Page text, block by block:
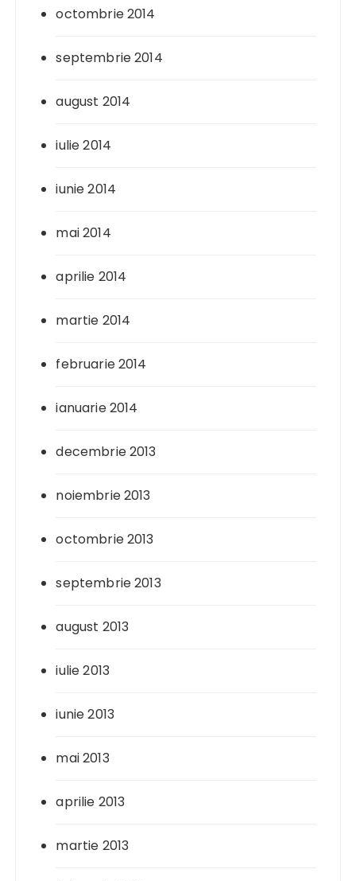
octombrie 2014
septembrie 2014
august 2014
iulie 2014
iunie 2014
mai 2014
aprilie 2014
martie 2014
februarie 2014
ianuarie 2014
decembrie 2013
noiembrie 2013
octombrie 2013
septembrie 2013
august 2013
iulie 2013
iunie 2013
mai 2013
aprilie 2013
martie 2013